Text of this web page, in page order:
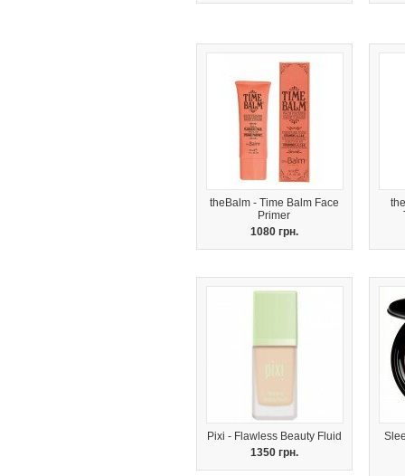
theBalm - Time Balm Face
Primer
1080 грн.
Pixi - Flawless Beauty Fluid
1350 грн.